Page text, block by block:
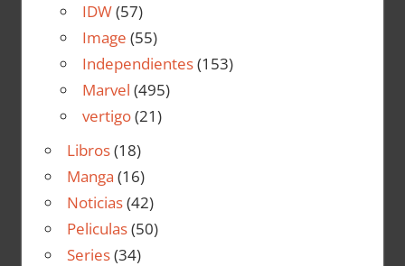
IDW(57)
Image (55)
Independientes(153)
Marvel (495)
vertigo(21)
Libros(18)
Manga (16)
Noticias(42)
Peliculas(50)
Series(34)